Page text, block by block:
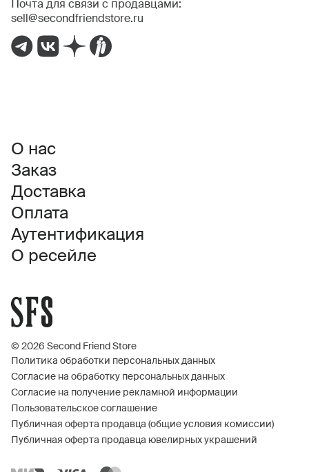
Почта для связи с продавцами:
sell@secondfriendstore.ru
О нас
Заказ
Доставка
Оплата
Аутентификация
О ресейле
© 2026 Second Friend Store
Политика обработки персональных данных
Согласие на обработку персональных данных
Согласие на получение рекламной информации
Пользовательское соглашение
Публичная оферта продавца (общие условия комиссии)
Публичная оферта продавца ювелирных украшений